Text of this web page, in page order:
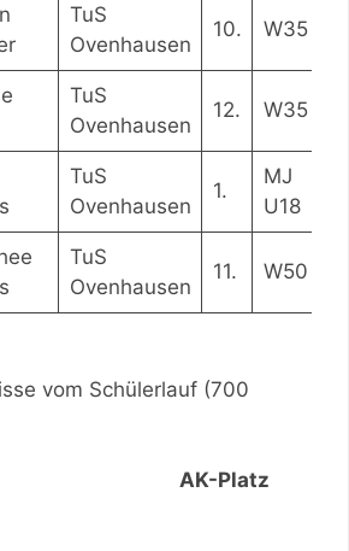
TuS
Ovenhausen
10. W35
TuS
Ovenhausen
12. W35
TuS
Ovenhausen
1.
MJ
U18
TuS
Ovenhausen
11. W50
vom Schülerlauf (700
AK-Platz